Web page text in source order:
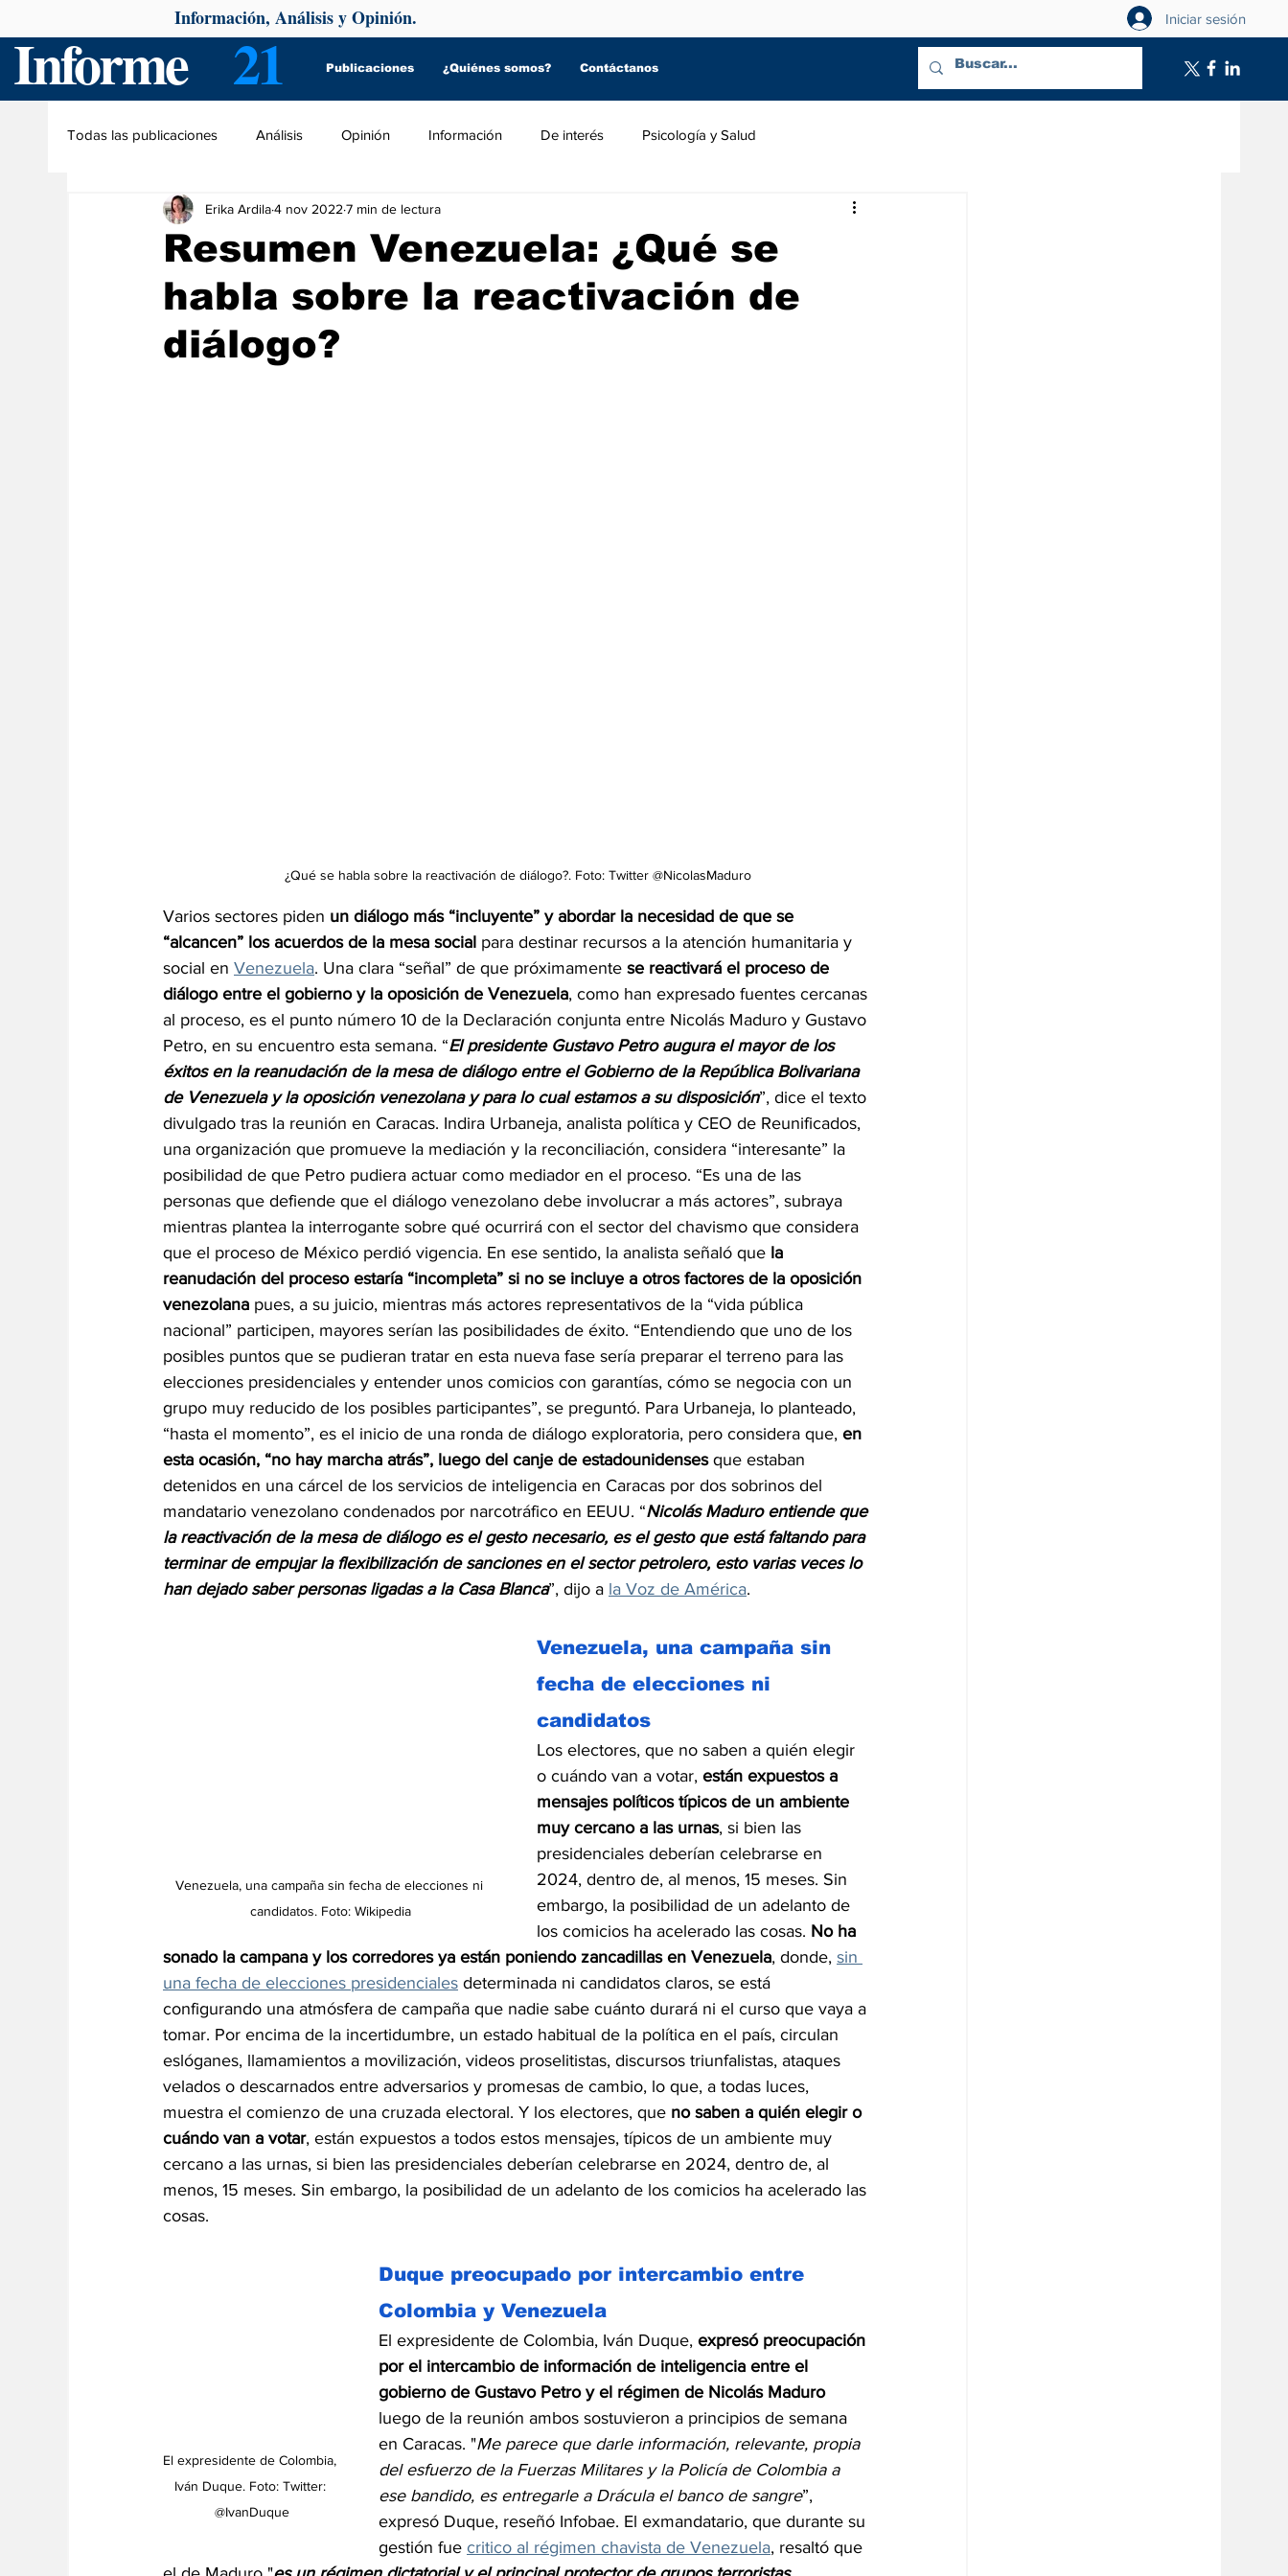
Informe 21 Publicaciones ¿Quiénes somos? Contáctanos
Información, Análisis y Opinión. Iniciar sesión
Todas las publicaciones Análisis Opinión Información De interés Psicología y Salud
Resumen Venezuela: ¿Qué se
habla sobre la reactivación de
diálogo?
Erika Ardila4 nov 2022 7 min de lectura
¿Qué se habla sobre la reactivación de diálogo?. Foto: Twitter @NicolasMaduro
Varios sectores piden un diálogo más “incluyente” y abordar la necesidad de que se
“alcancen” los acuerdos de la mesa social para destinar recursos a la atención humanitaria y
social en Venezuela. Una clara “señal” de que próximamente se reactivará el proceso de
diálogo entre el gobierno y la oposición de Venezuela, como han expresado fuentes cercanas
al proceso, es el punto número 10 de la Declaración conjunta entre Nicolás Maduro y Gustavo
Petro, en su encuentro esta semana. “El presidente Gustavo Petro augura el mayor de los
éxitos en la reanudación de la mesa de diálogo entre el Gobierno de la República Bolivariana
de Venezuela y la oposición venezolana y para lo cual estamos a su disposición”, dice el texto
divulgado tras la reunión en Caracas. Indira Urbaneja, analista política y CEO de Reunificados,
una organización que promueve la mediación y la reconciliación, considera “interesante” la
posibilidad de que Petro pudiera actuar como mediador en el proceso. “Es una de las
personas que defiende que el diálogo venezolano debe involucrar a más actores”, subraya
mientras plantea la interrogante sobre qué ocurrirá con el sector del chavismo que considera
que el proceso de México perdió vigencia. En ese sentido, la analista señaló que la
reanudación del proceso estaría “incompleta” si no se incluye a otros factores de la oposición
venezolana pues, a su juicio, mientras más actores representativos de la “vida pública
nacional” participen, mayores serían las posibilidades de éxito. “Entendiendo que uno de los
posibles puntos que se pudieran tratar en esta nueva fase sería preparar el terreno para las
elecciones presidenciales y entender unos comicios con garantías, cómo se negocia con un
grupo muy reducido de los posibles participantes”, se preguntó. Para Urbaneja, lo planteado,
“hasta el momento”, es el inicio de una ronda de diálogo exploratoria, pero considera que, en
esta ocasión, “no hay marcha atrás”, luego del canje de estadounidenses que estaban
detenidos en una cárcel de los servicios de inteligencia en Caracas por dos sobrinos del
mandatario venezolano condenados por narcotráfico en EEUU. “Nicolás Maduro entiende que
la reactivación de la mesa de diálogo es el gesto necesario, es el gesto que está faltando para
terminar de empujar la flexibilización de sanciones en el sector petrolero, esto varias veces lo
han dejado saber personas ligadas a la Casa Blanca”, dijo a la Voz de América.
Venezuela, una campaña sin fecha de elecciones ni
candidatos. Foto: Wikipedia
Venezuela, una campaña sin
fecha de elecciones ni
candidatos
Los electores, que no saben a quién elegir
o cuándo van a votar, están expuestos a
mensajes políticos típicos de un ambiente
muy cercano a las urnas, si bien las
presidenciales deberían celebrarse en
2024, dentro de, al menos, 15 meses. Sin
embargo, la posibilidad de un adelanto de
los comicios ha acelerado las cosas. No ha
sonado la campana y los corredores ya están poniendo zancadillas en Venezuela, donde, sin
una fecha de elecciones presidenciales determinada ni candidatos claros, se está
configurando una atmósfera de campaña que nadie sabe cuánto durará ni el curso que vaya a
tomar. Por encima de la incertidumbre, un estado habitual de la política en el país, circulan
eslóganes, llamamientos a movilización, videos proselitistas, discursos triunfalistas, ataques
velados o descarnados entre adversarios y promesas de cambio, lo que, a todas luces,
muestra el comienzo de una cruzada electoral. Y los electores, que no saben a quién elegir o
cuándo van a votar, están expuestos a todos estos mensajes, típicos de un ambiente muy
cercano a las urnas, si bien las presidenciales deberían celebrarse en 2024, dentro de, al
menos, 15 meses. Sin embargo, la posibilidad de un adelanto de los comicios ha acelerado las
cosas.
El expresidente de Colombia,
Iván Duque. Foto: Twitter:
@IvanDuque
Duque preocupado por intercambio entre
Colombia y Venezuela
El expresidente de Colombia, Iván Duque, expresó preocupación
por el intercambio de información de inteligencia entre el
gobierno de Gustavo Petro y el régimen de Nicolás Maduro
luego de la reunión ambos sostuvieron a principios de semana
en Caracas. "Me parece que darle información, relevante, propia
del esfuerzo de la Fuerzas Militares y la Policía de Colombia a
ese bandido, es entregarle a Drácula el banco de sangre”,
expresó Duque, reseñó Infobae. El exmandatario, que durante su
gestión fue critico al régimen chavista de Venezuela, resaltó que